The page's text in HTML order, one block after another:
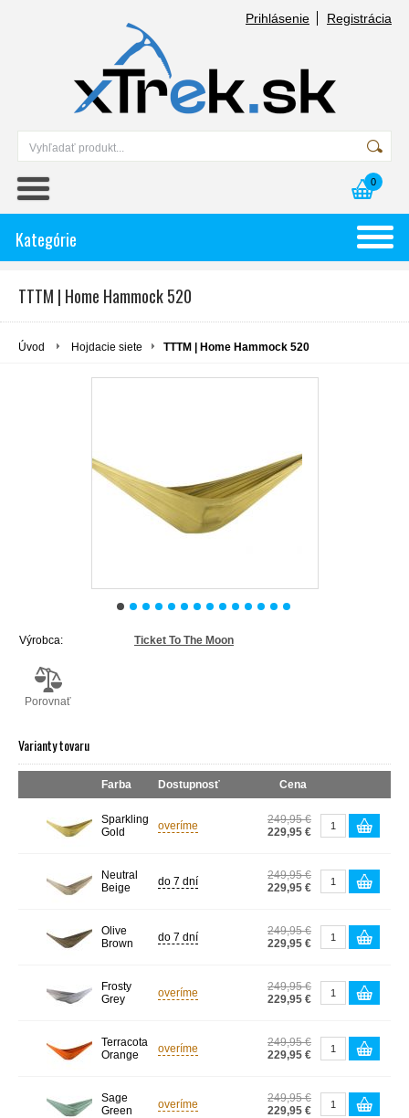
Prihlásenie Registrácia
0
Kategórie
TTTM | Home Hammock 520
Úvod Hojdacie siete TTTM | Home Hammock 520
Výrobca: Ticket To The Moon
Porovnať
Varianty tovaru
Farba Dostupnosť Cena
Sparkling
Gold
overíme
249,95 €
229,95 €
Neutral
Beige
do 7 dní
249,95 €
229,95 €
Olive
Brown
do 7 dní
249,95 €
229,95 €
Frosty
Grey
overíme
249,95 €
229,95 €
Terracota
Orange
overíme
249,95 €
229,95 €
Sage
Green
overíme
249,95 €
229,95 €